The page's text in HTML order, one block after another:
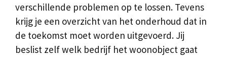
verschillende problemen op te lossen. Tevens
krijg je een overzicht van het onderhoud dat in
de toekomst moet worden uitgevoerd. Jij
beslist zelf welk bedrijf het woonobject gaat